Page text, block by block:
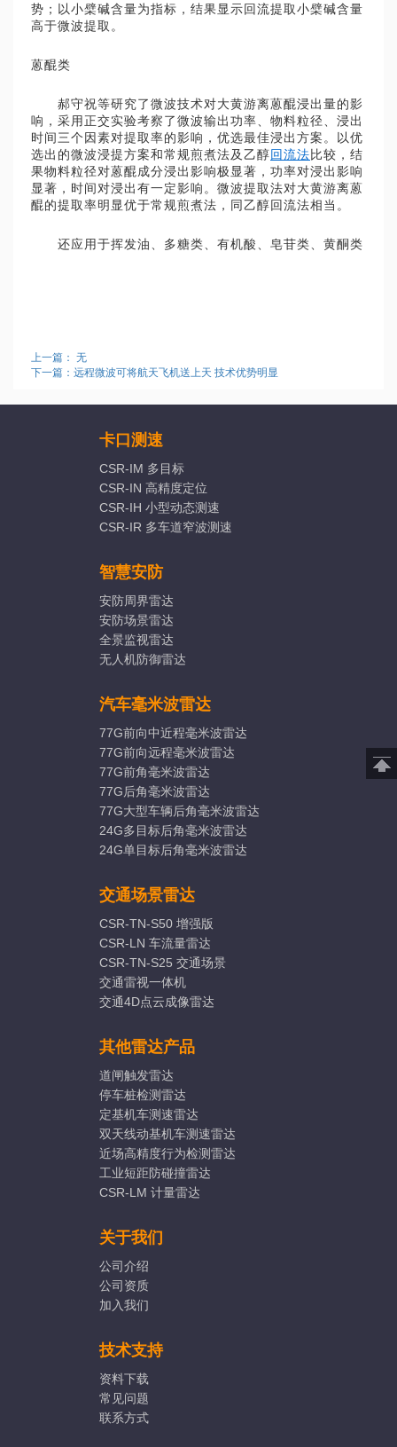
势；以小檗碱含量为指标，结果显示回流提取小檗碱含量
高于微波提取。
蒽醌类‍
郝守祝等研究了微波技术对大黄游离蒽醌浸出量的影
响，采用正交实验考察了微波输出功率、物料粒径、浸出
时间三个因素对提取率的影响，优选最佳浸出方案。以优
选出的微波浸提方案和常规煎煮法及乙醇 回流法 比较，结
果物料粒径对蒽醌成分浸出影响极显著，功率对浸出影响
显著，时间对浸出有一定影响。微波提取法对大黄游离蒽
醌的提取率明显优于常规煎煮法，同乙醇回流法相当。
还应用于挥发油、多糖类、有机酸、皂苷类、黄酮类
上一篇： 无
下一篇：远程微波可将航天飞机送上天 技术优势明显
卡口测速
CSR-IM 多目标
CSR-IN 高精度定位
CSR-IH 小型动态测速
CSR-IR 多车道窄波测速
智慧安防
安防周界雷达
安防场景雷达
全景监视雷达
无人机防御雷达
汽车毫米波雷达
77G前向中近程毫米波雷达
77G前向远程毫米波雷达
77G前角毫米波雷达
77G后角毫米波雷达
77G大型车辆后角毫米波雷达
24G多目标后角毫米波雷达
24G单目标后角毫米波雷达
交通场景雷达
CSR-TN-S50 增强版
CSR-LN 车流量雷达
CSR-TN-S25 交通场景
交通雷视一体机
交通4D点云成像雷达
其他雷达产品
道闸触发雷达
停车桩检测雷达
定基机车测速雷达
双天线动基机车测速雷达
近场高精度行为检测雷达
工业短距防碰撞雷达
CSR-LM 计量雷达
关于我们
公司介绍
公司资质
加入我们
技术支持
资料下载
常见问题
联系方式